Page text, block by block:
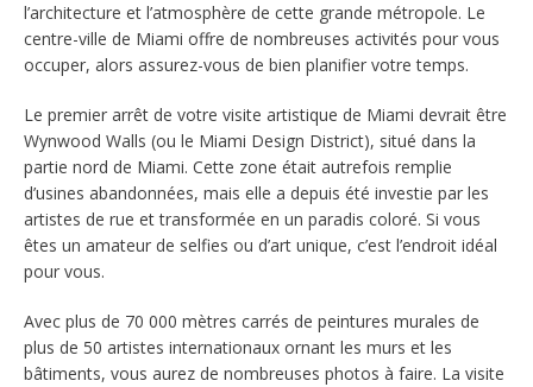
l’architecture et l’atmosphère de cette grande métropole. Le
centre-ville de Miami offre de nombreuses activités pour vous
occuper, alors assurez-vous de bien planifier votre temps.
Le premier arrêt de votre visite artistique de Miami devrait être
Wynwood Walls (ou le Miami Design District), situé dans la
partie nord de Miami. Cette zone était autrefois remplie
d’usines abandonnées, mais elle a depuis été investie par les
artistes de rue et transformée en un paradis coloré. Si vous
êtes un amateur de selfies ou d’art unique, c’est l’endroit idéal
pour vous.
Avec plus de 70 000 mètres carrés de peintures murales de
plus de 50 artistes internationaux ornant les murs et les
bâtiments, vous aurez de nombreuses photos à faire. La visite